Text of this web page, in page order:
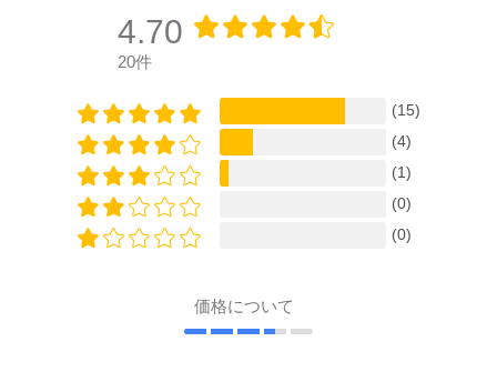
4.70
20件
(15)
(4)
(1)
(0)
(0)
価格について